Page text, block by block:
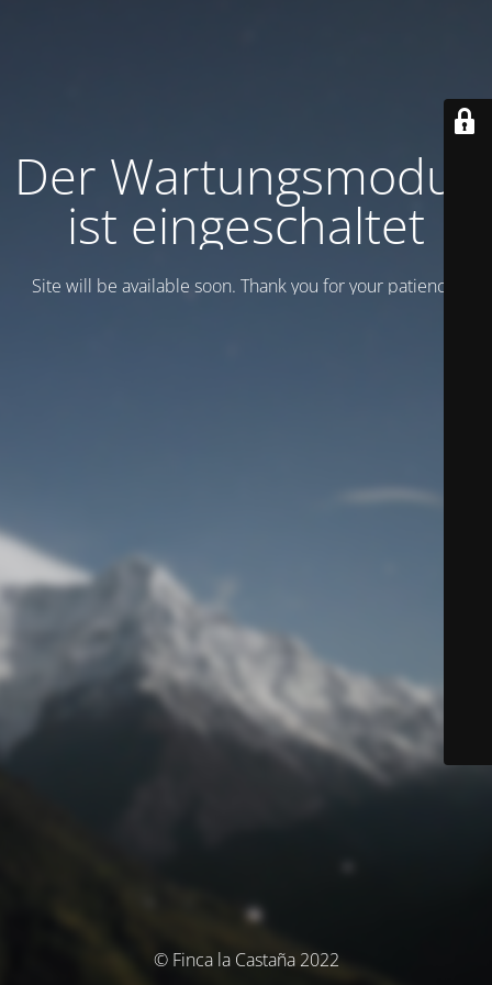
Der Wartungsmodus
ist eingeschaltet
Site will be available soon. Thank you for your patience!
© Finca la Castaña 2022